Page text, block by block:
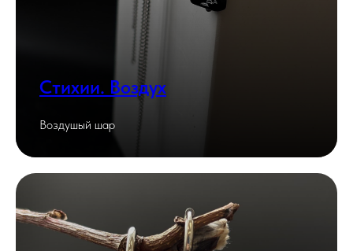
Стихии. Воздух
Воздушый шар